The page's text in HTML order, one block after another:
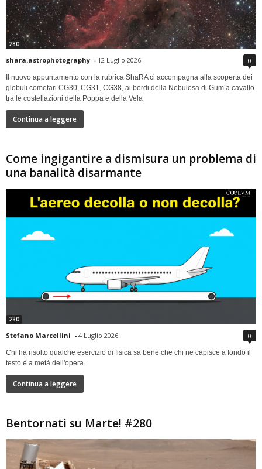
280
shara.astrophotography - 12 Luglio 2026 0
Il nuovo appuntamento con la rubrica ShaRA ci accompagna alla scoperta dei
globuli cometari CG30, CG31, CG38, ai bordi della Nebulosa di Gum a cavallo
tra le costellazioni della Poppa e della Vela
Continua a leggere
Come ingigantire a dismisura un problema di
una banalità disarmante
280
Stefano Marcellini - 4 Luglio 2026 0
Chi ha risolto qualche esercizio di fisica sa bene che chi ne capisce a fondo il
testo è a metà dell'opera...
Continua a leggere
Bentornati su Marte! #280